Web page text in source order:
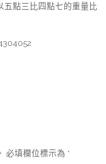
五點三比四點七的重量比
必填欄位標示為 *